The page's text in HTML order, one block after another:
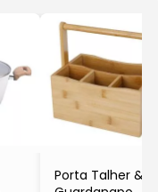
Porta Talher &